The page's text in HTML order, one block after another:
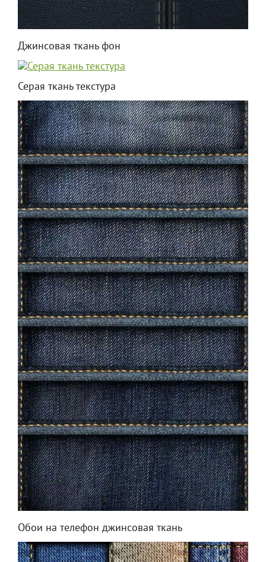
Джинсовая ткань фон
Серая ткань текстура
Обои на телефон джинсовая ткань